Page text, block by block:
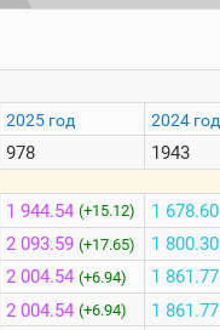
2025 год
978
1 944.54 (+15.12)
2 093.59 (+17.65)
2 004.54 (+6.94)
2 004.54 (+6.94)
2024 год
1943
1 678.60
1 800.30
1 861.77
1 861.77